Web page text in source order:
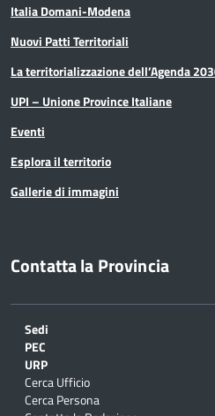
Italia Domani-Modena
Nuovi Patti Territoriali
La territorializzazione dell’Agenda
UPI – Unione Province Italiane
Eventi
Esplora il territorio
Gallerie di immagini
Contatta la Provincia
Sedi
PEC
URP
Cerca Ufficio
Cerca Persona